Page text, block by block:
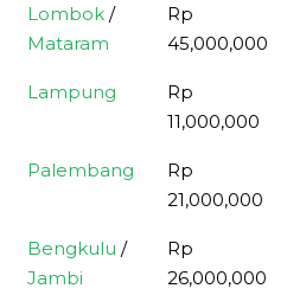
Lombok /
Mataram
Rp
45,000,000
Lampung
Rp
11,000,000
Palembang
Rp
21,000,000
Bengkulu /
Jambi
Rp
26,000,000